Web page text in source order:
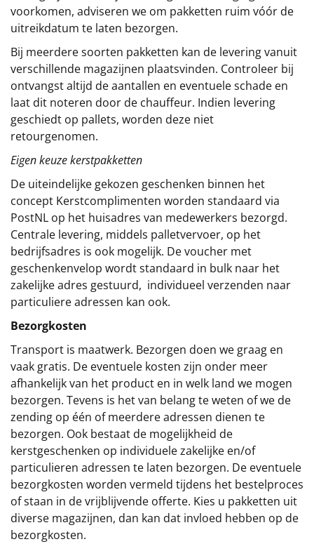
voorkomen, adviseren we om pakketten ruim vóór de
uitreikdatum te laten bezorgen.
Bij meerdere soorten pakketten kan de levering vanuit
verschillende magazijnen plaatsvinden. Controleer bij
ontvangst altijd de aantallen en eventuele schade en
laat dit noteren door de chauffeur. Indien levering
geschiedt op pallets, worden deze niet
retourgenomen.
Eigen keuze kerstpakketten
De uiteindelijke gekozen geschenken binnen het
concept Kerstcomplimenten worden standaard via
PostNL op het huisadres van medewerkers bezorgd.
Centrale levering, middels palletvervoer, op het
bedrijfsadres is ook mogelijk. De voucher met
geschenkenvelop wordt standaard in bulk naar het
zakelijke adres gestuurd, individueel verzenden naar
particuliere adressen kan ook.
Bezorgkosten
Transport is maatwerk. Bezorgen doen we graag en
vaak gratis. De eventuele kosten zijn onder meer
afhankelijk van het product en in welk land we mogen
bezorgen. Tevens is het van belang te weten of we de
zending op één of meerdere adressen dienen te
bezorgen. Ook bestaat de mogelijkheid de
kerstgeschenken op individuele zakelijke en/of
particulieren adressen te laten bezorgen. De eventuele
bezorgkosten worden vermeld tijdens het bestelproces
of staan in de vrijblijvende offerte. Kies u pakketten uit
diverse magazijnen, dan kan dat invloed hebben op de
bezorgkosten.